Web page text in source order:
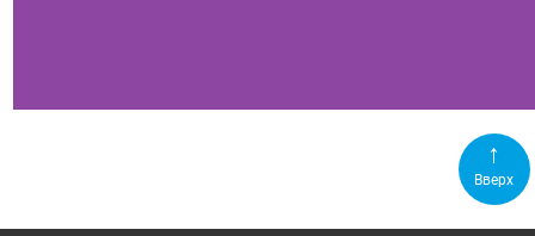
Вверх